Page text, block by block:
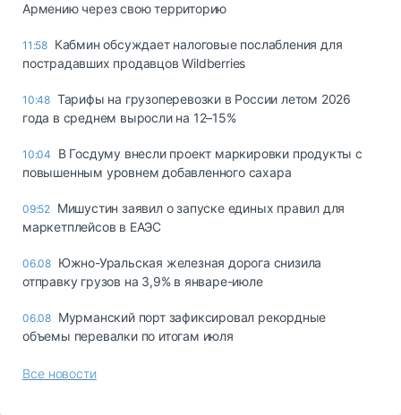
Армению через свою территорию
11:58 Кабмин обсуждает налоговые послабления для
пострадавших продавцов Wildberries
10:48 Тарифы на грузоперевозки в России летом 2026
года в среднем выросли на 12–15%
10:04
В Госдуму внесли проект маркировки продукты с
повышенным уровнем добавленного сахара
09:52 Мишустин заявил о запуске единых правил для
маркетплейсов в ЕАЭС
06.08 Южно-Уральская железная дорога снизила
отправку грузов на 3,9% в январе-июле
06.08 Мурманский порт зафиксировал рекордные
объемы перевалки по итогам июля
Все новости